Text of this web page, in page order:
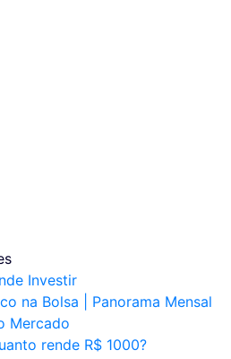
Investir
na Bolsa | Panorama Mensal
Mercado
rende R$ 1000?